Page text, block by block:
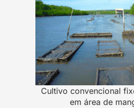
Cultivo convencional
em área de